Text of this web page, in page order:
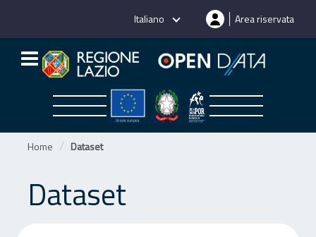
Italiano Area riservata
Home Dataset
Dataset